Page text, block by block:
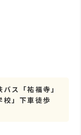
ス「祐福寺」
校」下車徒歩